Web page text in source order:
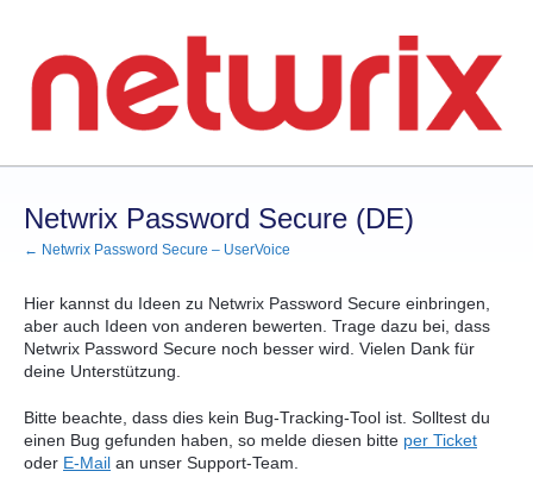
springen
Netwrix Password Secure (DE)
← Netwrix Password Secure – UserVoice
Hier kannst du Ideen zu Netwrix Password Secure einbringen,
aber auch Ideen von anderen bewerten. Trage dazu bei, dass
Netwrix Password Secure noch besser wird. Vielen Dank für
deine Unterstützung.
Bitte beachte, dass dies kein Bug-Tracking-Tool ist. Solltest du
einen Bug gefunden haben, so melde diesen bitte per Ticket
oder E-Mail an unser Support-Team.